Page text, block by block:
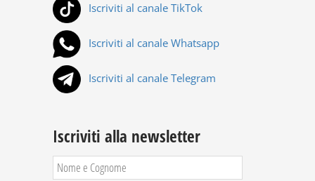
Iscriviti al canale TikTok
Iscriviti al canale Whatsapp
Iscriviti al canale Telegram
Iscriviti alla newsletter